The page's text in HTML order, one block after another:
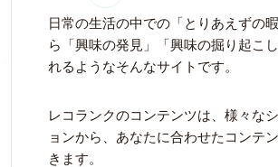
日常の生活の中での「とりあえずの
ら「興味の発見」「興味の掘り起こ
れるようなそんなサイトです。
レコランクのコンテンツは、様々な
ョンから、あなたに合わせたコンテ
きます。